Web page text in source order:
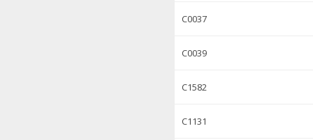
C0037
C0039
C1582
C1131